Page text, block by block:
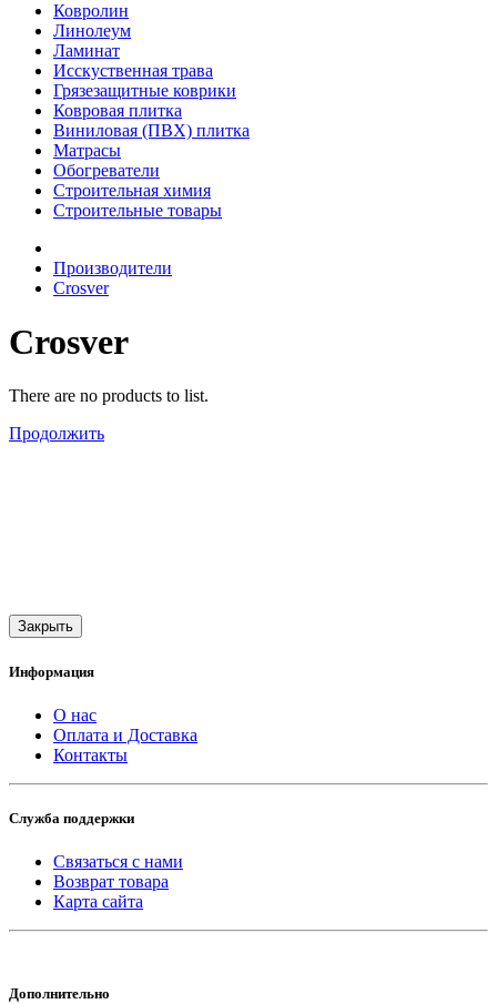
Ковролин
Линолеум
Ламинат
Исскуственная трава
Грязезащитные коврики
Ковровая плитка
Виниловая (ПВХ) плитка
Матрасы
Обогреватели
Строительная химия
Строительные товары
Производители
Crosver
Crosver
There are no products to list.
Продолжить
Закрыть
Информация
О нас
Оплата и Доставка
Контакты
Служба поддержки
Связаться с нами
Возврат товара
Карта сайта
Дополнительно